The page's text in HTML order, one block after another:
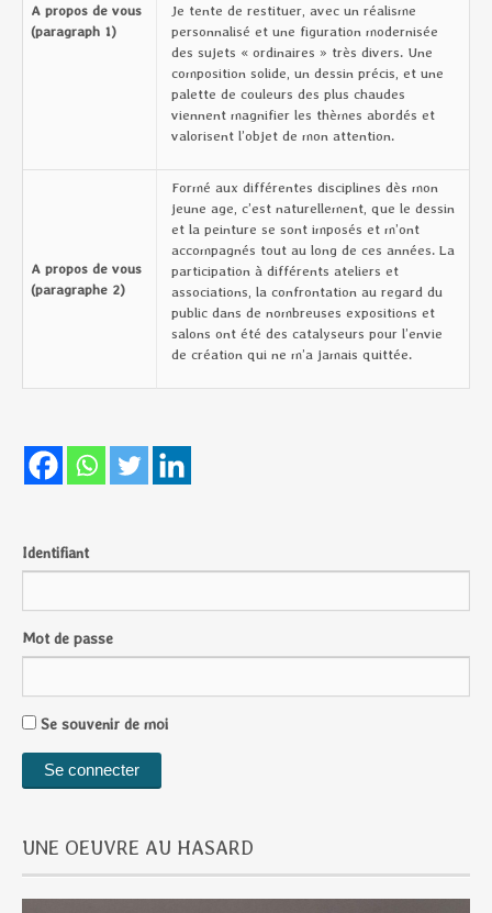
A propos de vous
(paragraph 1)
Je tente de restituer, avec un réalisme
personnalisé et une figuration modernisée
des sujets « ordinaires » très divers. Une
composition solide, un dessin précis, et une
palette de couleurs des plus chaudes
viennent magnifier les thèmes abordés et
valorisent l’objet de mon attention.
A propos de vous
(paragraphe 2)
Formé aux différentes disciplines dès mon
jeune age, c’est naturellement, que le dessin
et la peinture se sont imposés et m’ont
accompagnés tout au long de ces années. La
participation à différents ateliers et
associations, la confrontation au regard du
public dans de nombreuses expositions et
salons ont été des catalyseurs pour l’envie
de création qui ne m’a jamais quittée.
Identifiant
Mot de passe
Se souvenir de moi
UNE OEUVRE AU HASARD